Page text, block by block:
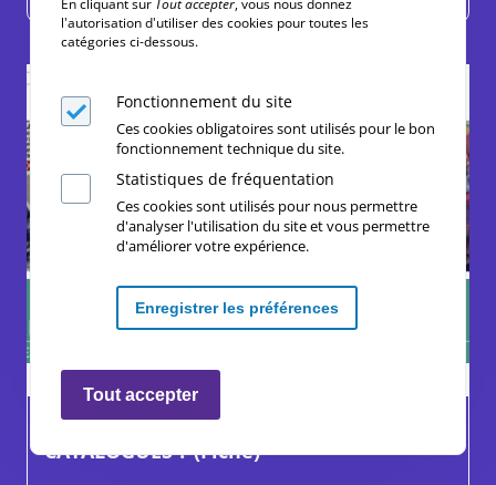
QUI PRÉSENTE QUELS JOUETS DANS LES
CATALOGUES ? (Fiche)
En cliquant sur Tout accepter, vous nous donnez
l'autorisation d'utiliser des cookies pour toutes les
catégories ci-dessous.
Fonctionnement du site
Ces cookies obligatoires sont utilisés pour le bon
fonctionnement technique du site.
Statistiques de fréquentation
Ces cookies sont utilisés pour nous permettre
d'analyser l'utilisation du site et vous permettre
d'améliorer votre expérience.
Enregistrer les préférences
Tout accepter